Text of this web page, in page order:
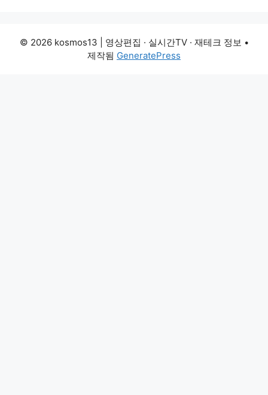
© 2026 kosmos13 | 영상편집 · 실시간TV · 재테크 정보 •
제작됨 GeneratePress